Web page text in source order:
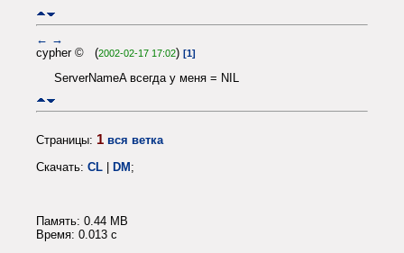
← →
cypher © (2002-02-17 17:02) [1]
ServerNameA всегда у меня = NIL
Страницы: 1 вся ветка
Скачать: CL DM ;
Память: 0.44 MB
Время: 0.013 c